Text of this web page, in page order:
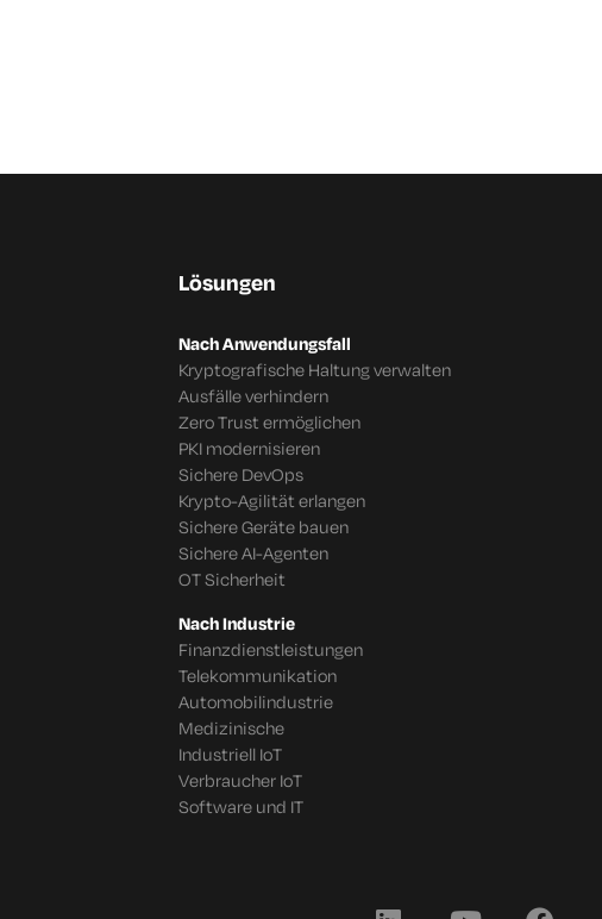
Lösungen
Nach Anwendungsfall
Kryptografische Haltung verwalten
Ausfälle verhindern
Zero Trust ermöglichen
PKI modernisieren
Sichere DevOps
Krypto-Agilität erlangen
Sichere Geräte bauen
Sichere AI-Agenten
OT Sicherheit
Nach Industrie
Finanzdienstleistungen
Telekommunikation
Automobilindustrie
Medizinische
Industriell IoT
Verbraucher IoT
Software und IT